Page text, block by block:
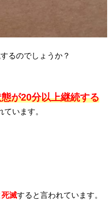
るのでしょうか？
が20分以上継続する
ています。
滅すると言われています。